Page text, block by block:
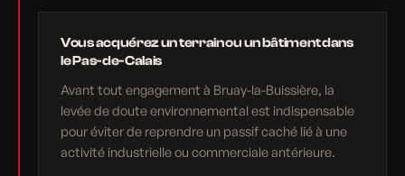
Vous acquérez un terrain ou un bâtiment dans
le Pas-de-Calais
Avant tout engagement à Bruay-la-Buissière, la
levée de doute environnemental est indispensable
pour éviter de reprendre un passif caché lié à une
activité industrielle ou commerciale antérieure.